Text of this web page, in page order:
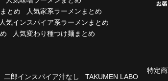
とめ
人気家系ラーメンまとめ
人気インスパイア系ラーメンまとめ
人気変わり種つけ麺まとめ
二郎インスパイア汁なし
TAKUMEN LABO
特定